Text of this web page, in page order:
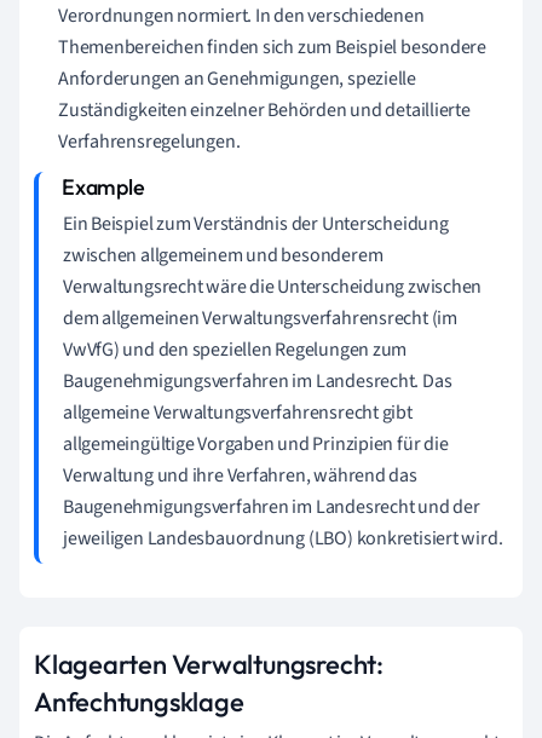
Verordnungen normiert. In den verschiedenen
Themenbereichen finden sich zum Beispiel besondere
Anforderungen an Genehmigungen, spezielle
Zuständigkeiten einzelner Behörden und detaillierte
Verfahrensregelungen.
Ein Beispiel zum Verständnis der Unterscheidung
zwischen allgemeinem und besonderem
Verwaltungsrecht wäre die Unterscheidung zwischen
dem allgemeinen Verwaltungsverfahrensrecht (im
VwVfG) und den speziellen Regelungen zum
Baugenehmigungsverfahren im Landesrecht. Das
allgemeine Verwaltungsverfahrensrecht gibt
allgemeingültige Vorgaben und Prinzipien für die
Verwaltung und ihre Verfahren, während das
Baugenehmigungsverfahren im Landesrecht und der
jeweiligen Landesbauordnung (LBO) konkretisiert wird.
Klagearten Verwaltungsrecht:
Anfechtungsklage